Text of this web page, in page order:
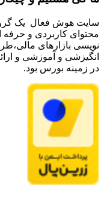
سایت هوش فعال یک گروه
محتوای کاربردی و حرفه
نویسی بازارهای
انگیزشی و آموزشی و
در زمینه بورس بود.